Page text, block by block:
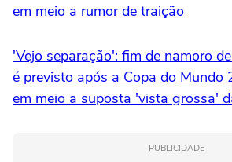
em meio a rumor de traição
'Vejo separação': fim de namoro
é previsto após a Copa do Mundo
em meio a suposta 'vista grossa'
PUBLICIDADE